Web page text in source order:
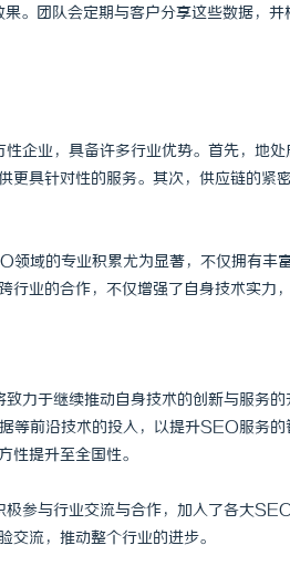
。团队会定期与客户分享这些数据，
企业，具备许多行业优势。首先，地
更具针对性的服务。其次，供应链的
域的专业积累尤为显著，不仅拥有丰
行业的合作，不仅增强了自身技术实力
力于继续推动自身技术的创新与服务
等前沿技术的投入，以提升SEO服务
性提升至全国性。
极参与行业交流与合作，加入了各大
交流，推动整个行业的进步。